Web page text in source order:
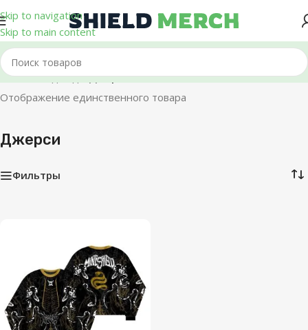
Skip to navigation
Skip to main content
Главная/Одежда/Джерси
Отображение единственного товара
Джерси
Фильтры